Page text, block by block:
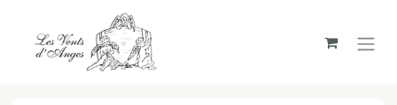
Se rendre au contenu